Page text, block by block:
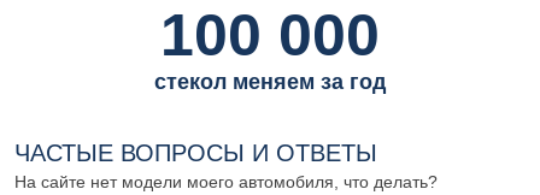
100 000
стекол меняем за год
ЧАСТЫЕ ВОПРОСЫ И ОТВЕТЫ
На сайте нет модели моего автомобиля, что делать?